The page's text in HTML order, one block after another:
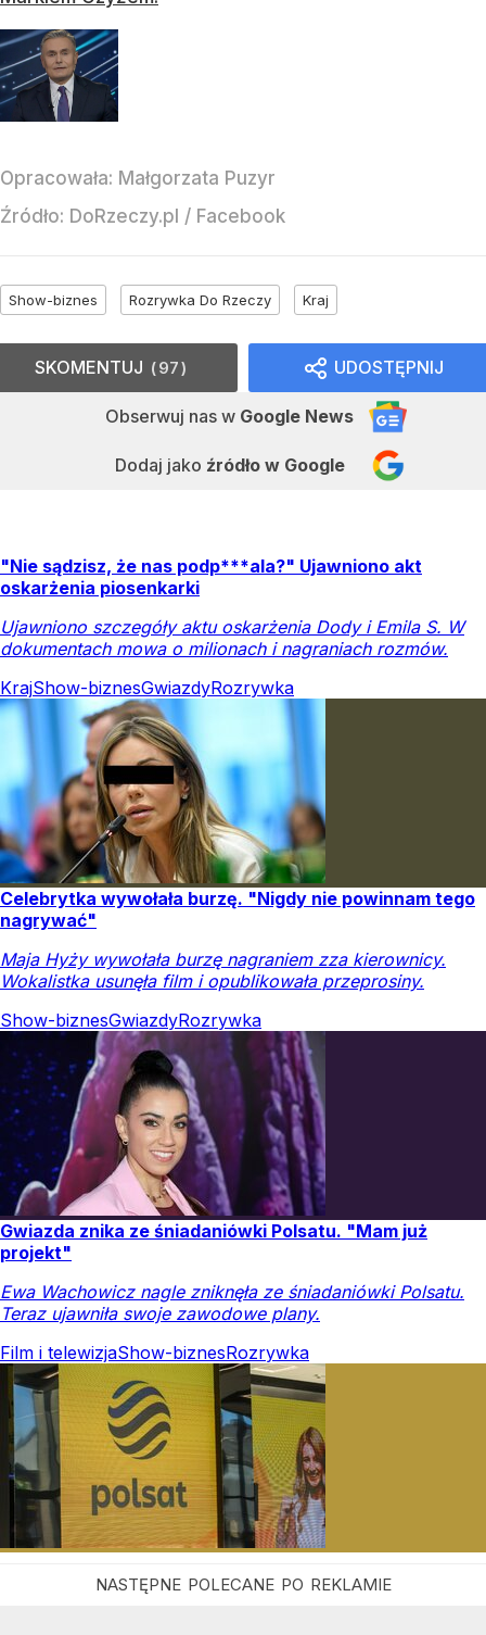
Opracowała: Małgorzata Puzyr
Źródło: DoRzeczy.pl / Facebook
Show-biznes Rozrywka Do Rzeczy Kraj
UDOSTĘPNIJ
Obserwuj nas w Google News
Dodaj jako źródło w Google
SKOMENTUJ 97
"Nie sądzisz, że nas podp***ala?" Ujawniono akt
oskarżenia piosenkarki
Ujawniono szczegóły aktu oskarżenia Dody i Emila S. W
dokumentach mowa o milionach i nagraniach rozmów.
KrajShow-biznesGwiazdyRozrywka
Celebrytka wywołała burzę. "Nigdy nie powinnam tego
nagrywać"
Maja Hyży wywołała burzę nagraniem zza kierownicy.
Wokalistka usunęła film i opublikowała przeprosiny.
Show-biznesGwiazdyRozrywka
Gwiazda znika ze śniadaniówki Polsatu. "Mam już
projekt"
Ewa Wachowicz nagle zniknęła ze śniadaniówki Polsatu.
Teraz ujawniła swoje zawodowe plany.
Film i telewizjaShow-biznesRozrywka